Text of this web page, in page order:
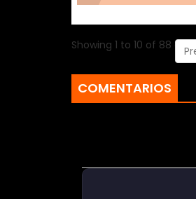
Showing 1 to 10 of 88
COMENTARIOS